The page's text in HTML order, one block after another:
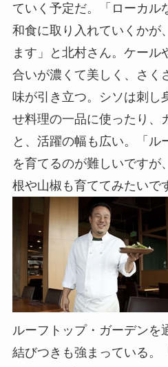
ていく予定だ。「ローカル
和食に取り入れていくかが
ます」と北村さん。ケール
合いが濃くて美しく、さく
味が引き立つ。シソは刺し
せ料理の一品に使ったり、
と、活躍の幅も広い。「ル
を育てるのが難しいですが
根や山椒も育ててみたいで
ルーフトップ・ガーデンを
結びつきも強まっている。